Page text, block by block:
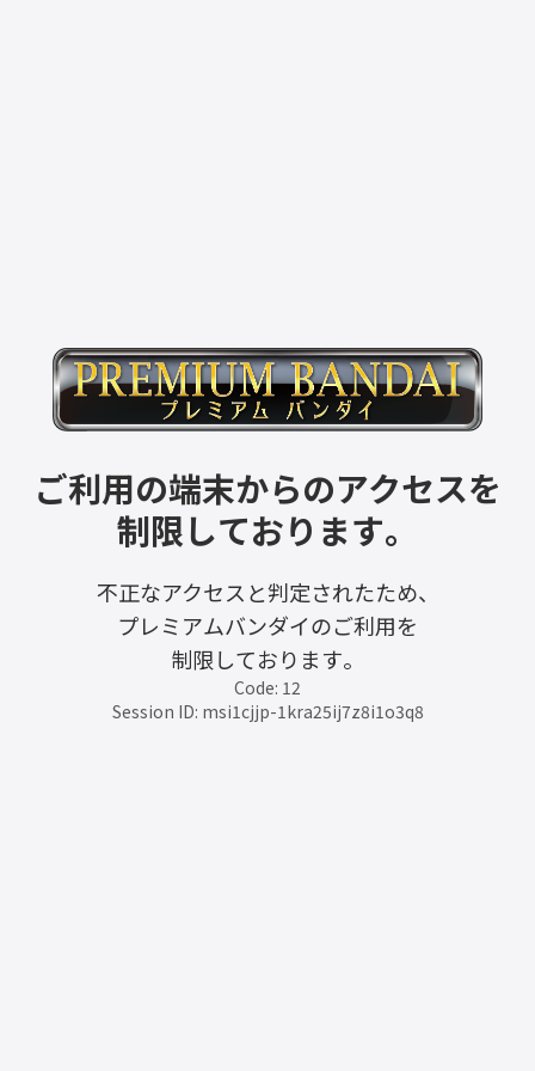
ご利用の端末からのアクセスを
制限しております。
不正なアクセスと判定されたため、
プレミアムバンダイのご利用を
制限しております。
Code: 12
Session ID: msi1cjjp-1kra25ij7z8i1o3q8